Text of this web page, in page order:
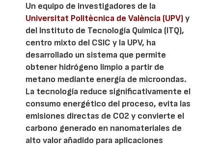
Un equipo de investigadores de la
Universitat Politècnica de València (UPV)y
del Instituto de Tecnología Química (ITQ),
centro mixto del CSIC y la UPV, ha
desarrollado un sistema que permite
obtener hidrógeno limpio a partir de
metano mediante energía de microondas.
La tecnología reduce significativamente el
consumo energético del proceso, evita las
emisiones directas de CO2 y convierte el
carbono generado en nanomateriales de
alto valor añadido para aplicaciones